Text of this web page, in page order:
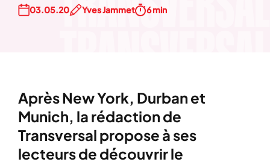
03.05.20 Yves Jammet 6 min
Après New York, Durban et
Munich, la rédaction de
Transversal propose à ses
lecteurs de découvrir le